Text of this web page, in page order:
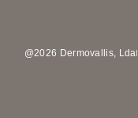
@2026 Dermovallis, Lda